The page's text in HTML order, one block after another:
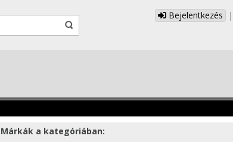
Bejelentkezés |
Márkák a kategóriában: